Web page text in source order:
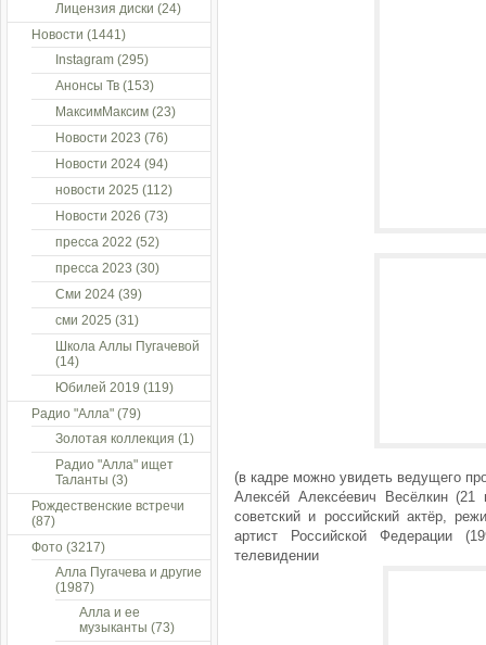
(в кадре можно увидеть ведущего
Алексе́й Алексе́евич Весёлкин
советский и российский актёр,
артист Российской Федерации
телевидении
Лицензия диски (24)
Новости (1441)
Instagram (295)
Анонсы Тв (153)
МаксимМаксим (23)
Новости 2023 (76)
Новости 2024 (94)
новости 2025 (112)
Новости 2026 (73)
пресса 2022 (52)
пресса 2023 (30)
Сми 2024 (39)
сми 2025 (31)
Школа Аллы Пугачевой
(14)
Юбилей 2019 (119)
Радио "Алла" (79)
Золотая коллекция (1)
Радио "Алла" ищет
Таланты (3)
Рождественские встречи
(87)
Фото (3217)
Алла Пугачева и другие
(1987)
Алла и ее
музыканты (73)